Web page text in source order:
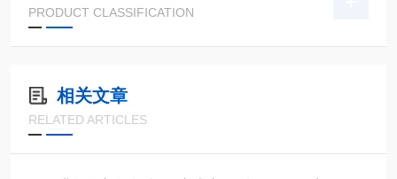
PRODUCT CLASSIFICATION
相关文章
RELATED ARTICLES